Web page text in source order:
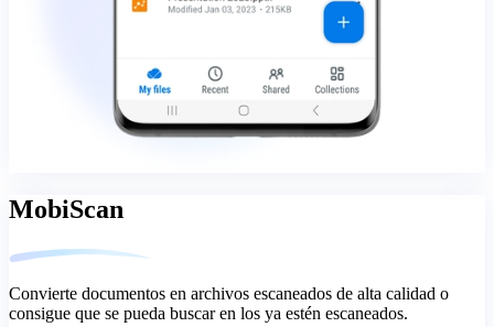
MobiScan
Convierte documentos en archivos escaneados de alta calidad o
consigue que se pueda buscar en los ya estén escaneados.